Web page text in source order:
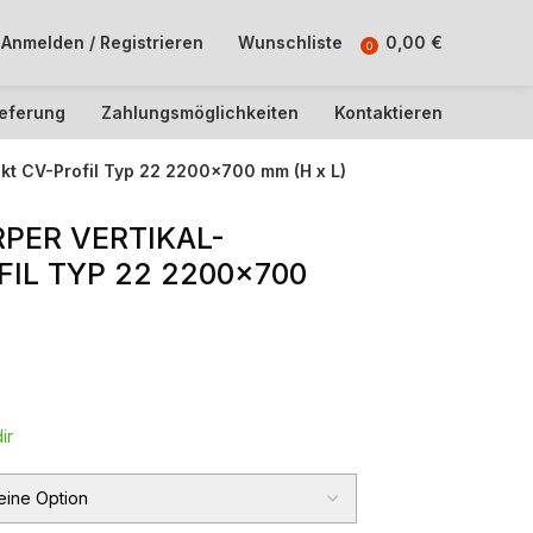
Anmelden / Registrieren Wunschliste 0 0,00 €
Zahlungsmöglichkeiten Kontaktieren
CV-Profil Typ 22 2200×700 mm (H x L)
VERTIKAL-
TYP 22 2200×700